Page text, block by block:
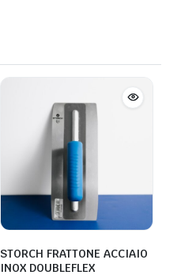
STORCH FRATTONE ACCIAIO
INOX DOUBLEFLEX